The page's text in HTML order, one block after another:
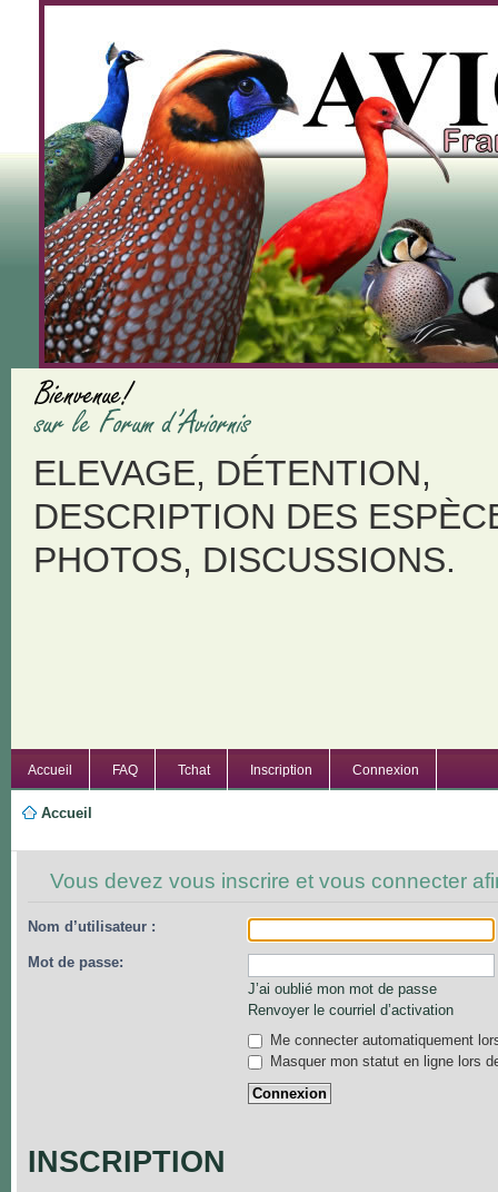
ELEVAGE, DÉTENTION,
DESCRIPTION DES
PHOTOS, DISCUSSIONS.
Accueil FAQ Tchat Inscription Connexion
Accueil
Vous devez vous inscrire et vous connecter
Nom d’utilisateur :
Mot de passe:
J’ai oublié mon mot de passe
Renvoyer le courriel d’activation
Me connecter automatiquement
Masquer mon statut en ligne lors
INSCRIPTION